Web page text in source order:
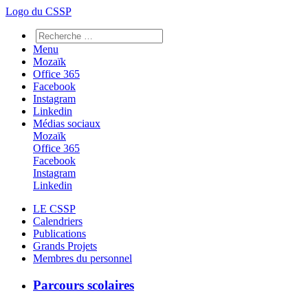
Logo du CSSP
Menu
Mozaïk
Office 365
Facebook
Instagram
Linkedin
Médias sociaux
Mozaïk
Office 365
Facebook
Instagram
Linkedin
LE CSSP
Calendriers
Publications
Grands Projets
Membres du personnel
Parcours scolaires